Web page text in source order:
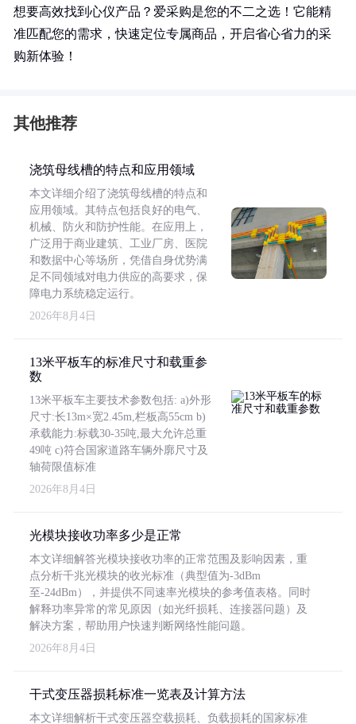
想要高效找到心仪产品？爱采购是您的不二之选！它能精
准匹配您的需求，快速定位专属商品，开启省心省力的采
购新体验！
其他推荐
浇筑母线槽的特点和应用领域
本文详细介绍了浇筑母线槽的特点和
应用领域。其特点包括良好的电气、
机械、防火和防护性能。在应用上，
广泛用于商业建筑、工业厂房、医院
和数据中心等场所，凭借自身优势满
足不同领域对电力供应的高要求，保
障电力系统稳定运行。
2026年8月4日
13米平板车的标准尺寸和载重参
数
13米平板车主要技术参数包括: a)外形
尺寸:长13m×宽2.45m,栏板高55cm b)
承载能力:标载30-35吨,最大允许总重
49吨 c)符合国家道路车辆外廓尺寸及
轴荷限值标准
2026年8月4日
光模块接收功率多少是正常
本文详细解答光模块接收功率的正常范围及影响因素，重
点分析千兆光模块的收光标准（典型值为-3dBm
至-24dBm），并提供不同速率光模块的参考值表格。同时
解释功率异常的常见原因（如光纤损耗、连接器问题）及
解决方案，帮助用户快速判断网络性能问题。
2026年8月4日
干式变压器损耗标准一览表及计算方法
本文详细解析干式变压器空载损耗、负载损耗的国家标准